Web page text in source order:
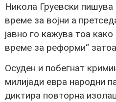
Никола Груевски пишува
време за војни а
јавно го кажува тоа како
време за реформи“
Осуден и побегнат
милијади евра народни
диктира повторна